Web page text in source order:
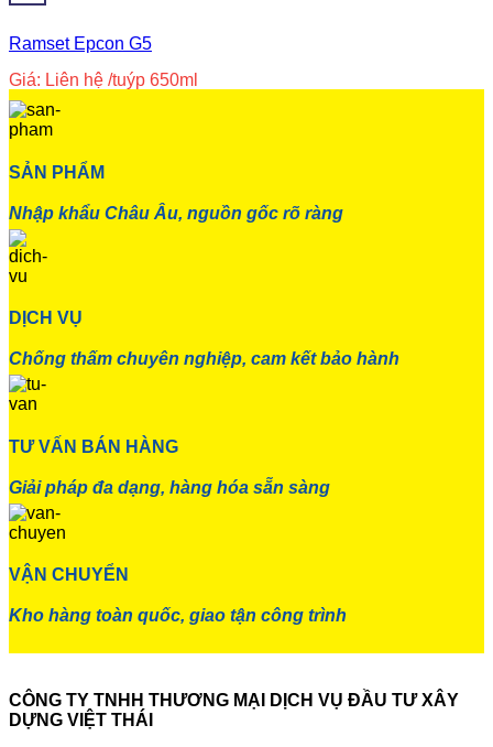
Ramset Epcon G5
Giá: Liên hệ /tuýp 650ml
SẢN PHẨM
Nhập khẩu Châu Âu, nguồn gốc rõ ràng
DỊCH VỤ
Chống thấm chuyên nghiệp, cam kết bảo hành
TƯ VẤN BÁN HÀNG
Giải pháp đa dạng, hàng hóa sẵn sàng
VẬN CHUYỂN
Kho hàng toàn quốc, giao tận công trình
CÔNG TY TNHH THƯƠNG MẠI DỊCH VỤ ĐẦU TƯ XÂY
DỰNG VIỆT THÁI